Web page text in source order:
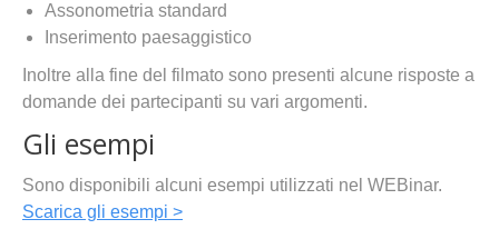
Assonometria standard
Inserimento paesaggistico
Inoltre alla fine del filmato sono presenti alcune risposte a
domande dei partecipanti su vari argomenti.
Gli esempi
Sono disponibili alcuni esempi utilizzati nel WEBinar.
Scarica gli esempi >